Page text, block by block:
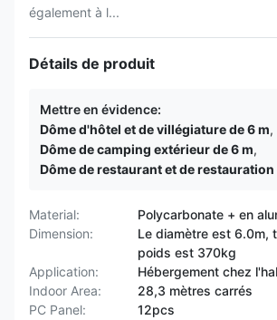
également à l...
Détails de produit
Mettre en évidence:
Dôme d'hôtel et de villégiature de 6 m,
Dôme de camping extérieur de 6 m,
Dôme de restaurant et de restauration
Material:
Polycarbonate + en
Dimension:
Le diamètre est 6.0m,
poids est 370kg
Application:
Hébergement chez
Indoor Area:
28,3 mètres carrés
PC Panel:
12pcs